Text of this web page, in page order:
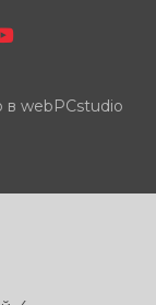
в webPCstudio